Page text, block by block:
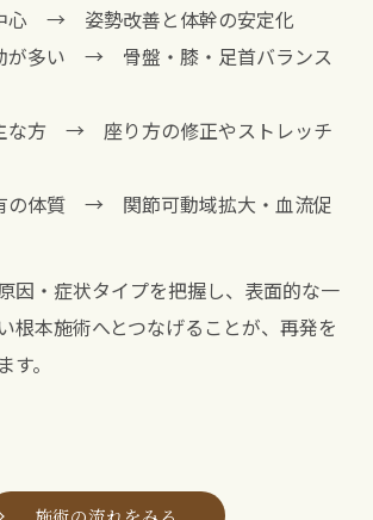
心 → 姿勢改善と体幹の安定化
が多い → 骨盤・膝・足首バランス
な方 → 座り方の修正やストレッチ
の体質 → 関節可動域拡大・血流促
因・症状タイプを把握し、表面的な一
根本施術へとつなげることが、再発を
。